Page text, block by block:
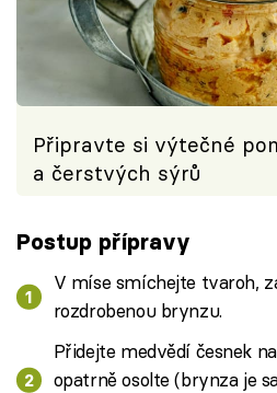
Připravte si výtečné
a čerstvých sýrů
Postup přípravy
V míse smíchejte tvaroh,
rozdrobenou brynzu.
Přidejte medvědí česnek
opatrně osolte (brynza je